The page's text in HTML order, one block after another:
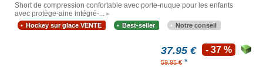
Short de compression confortable avec porte-nuque pour les enfants
avec protège-aine intégré-...
Hockey sur glace VENTE Best-seller Notre conseil
37.95 €
59.95 € *
- 37 %